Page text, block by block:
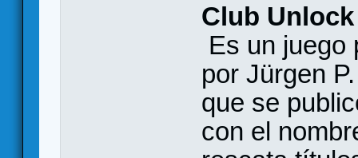
Club Unlock
Es un juego
por Jürgen
que se
con el